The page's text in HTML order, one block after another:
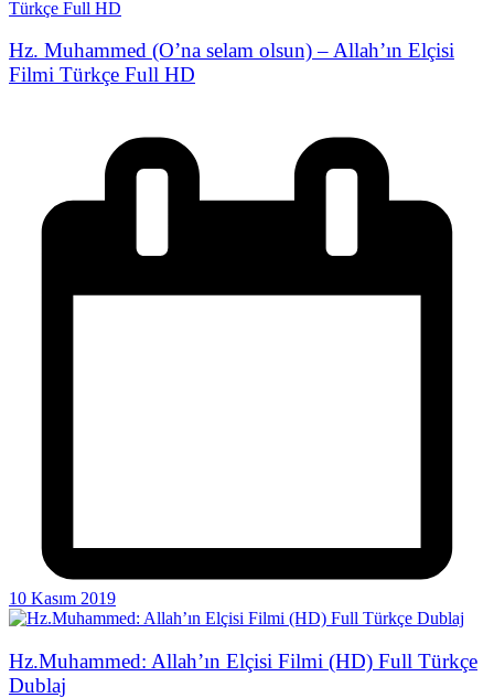
Hz. Muhammed (O’na selam olsun) – Allah’ın Elçisi
Filmi Türkçe Full HD
10 Kasım 2019
Hz.Muhammed: Allah’ın Elçisi Filmi (HD) Full Türkçe
Dublaj